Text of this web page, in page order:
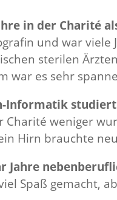
in der Charité
und war viele
sterilen
war es sehr
Informatik studiert
Charité weniger
Hirn brauchte
Jahre
Spaß gemacht,